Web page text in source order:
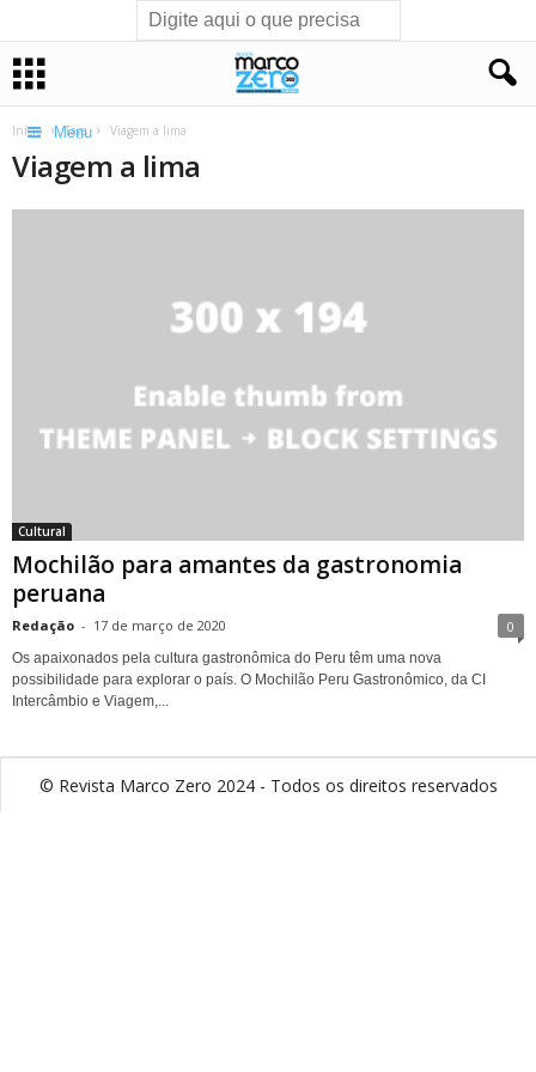
Menu
Início Tags Viagem a lima
Viagem a lima
Cultural
Mochilão para amantes da gastronomia
peruana
Redação - 17 de março de 2020 0
Os apaixonados pela cultura gastronômica do Peru têm uma nova
possibilidade para explorar o país. O Mochilão Peru Gastronômico, da CI
Intercâmbio e Viagem,...
© Revista Marco Zero 2024 - Todos os direitos reservados